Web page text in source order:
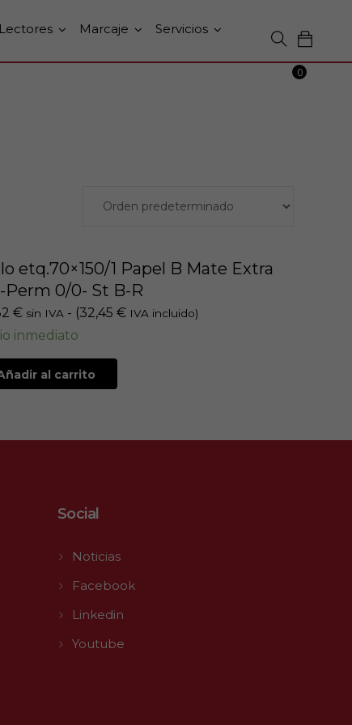
Lectores Marcaje Servicios
0
etq.70×150/1 Papel B Mate Extra
Perm 0/0- St B-R
€ sin IVA - (32,45€ IVA incluido)
inmediato
al carrito
Social
Noticias
Facebook
Linkedin
Youtube